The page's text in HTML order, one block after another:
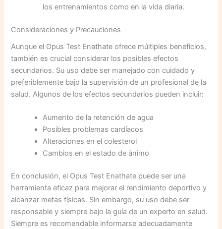
los entrenamientos como en la vida diaria.
Consideraciones y Precauciones
Aunque el Opus Test Enathate ofrece múltiples beneficios,
también es crucial considerar los posibles efectos
secundarios. Su uso debe ser manejado con cuidado y
preferiblemente bajo la supervisión de un profesional de la
salud. Algunos de los efectos secundarios pueden incluir:
Aumento de la retención de agua
Posibles problemas cardíacos
Alteraciones en el colesterol
Cambios en el estado de ánimo
En conclusión, el Opus Test Enathate puede ser una
herramienta eficaz para mejorar el rendimiento deportivo y
alcanzar metas físicas. Sin embargo, su uso debe ser
responsable y siempre bajo la guía de un experto en salud.
Siempre es recomendable informarse adecuadamente